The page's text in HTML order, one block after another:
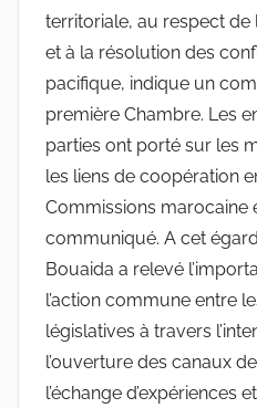
territoriale, au respect de
et à la résolution des
pacifique, indique un
première Chambre. Les
parties ont porté sur les
les liens de coopération
Commissions marocaine
communiqué. A cet
Bouaida a relevé
l’action commune entre
législatives à travers
l’ouverture des canaux
l’échange d’expériences